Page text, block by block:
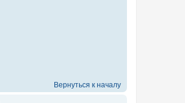
Вернуться к началу